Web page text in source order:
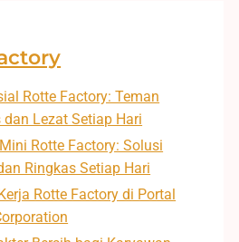
Rotte Factory: Teman
Lezat Setiap Hari
Rotte Factory: Solusi
Ringkas Setiap Hari
Rotte Factory di Portal